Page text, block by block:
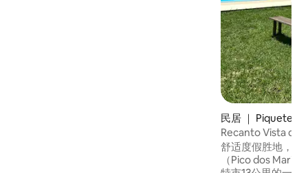
民居 ｜ Piquete
Recanto Vista do
息分期付款
舒适度假胜地，可
（Pico dos